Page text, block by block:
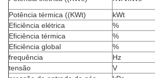
Potência térmica ((KWt)
kWt
Eficiência elétrica
%
Eficiência térmica
%
Eficiência global
%
frequência
Hz
tensão
V